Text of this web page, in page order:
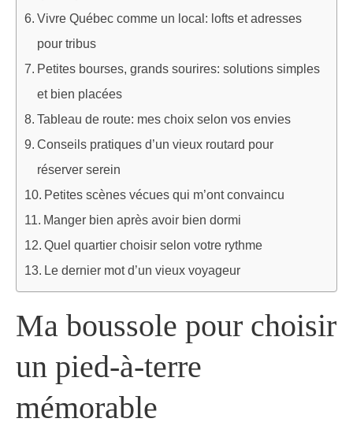
Vivre Québec comme un local: lofts et adresses
pour tribus
Petites bourses, grands sourires: solutions simples
et bien placées
Tableau de route: mes choix selon vos envies
Conseils pratiques d’un vieux routard pour
réserver serein
Petites scènes vécues qui m’ont convaincu
Manger bien après avoir bien dormi
Quel quartier choisir selon votre rythme
Le dernier mot d’un vieux voyageur
Ma boussole pour choisir
un pied-à-terre
mémorable